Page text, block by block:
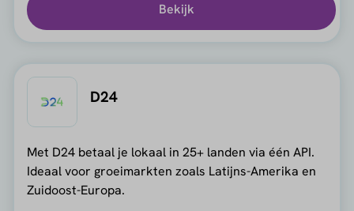
Bekijk
D24
Met D24 betaal je lokaal in 25+ landen via één API.
Ideaal voor groeimarkten zoals Latijns-Amerika en
Zuidoost-Europa.